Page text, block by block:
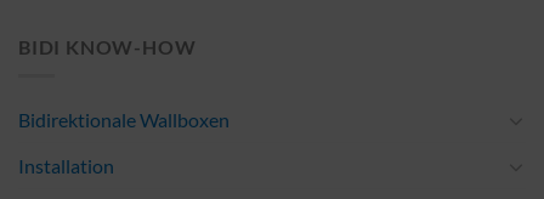
BIDI KNOW-HOW
Bidirektionale Wallboxen
Installation